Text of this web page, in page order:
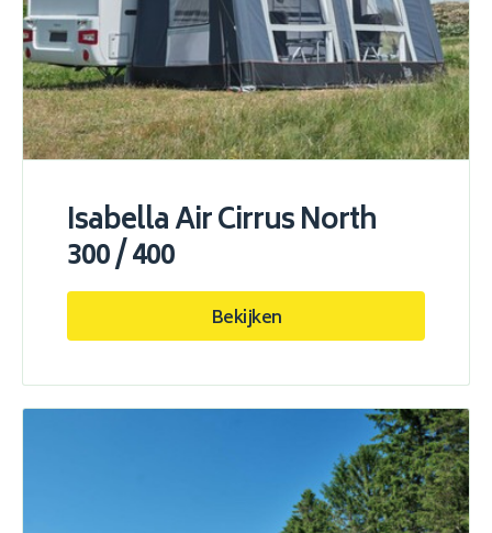
Isabella Air Cirrus North
300 / 400
Bekijken